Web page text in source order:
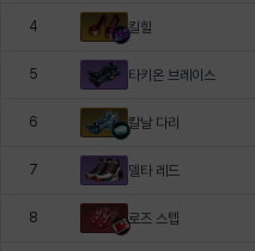
4 킬힐
5 타키온 브레이스
6 칼날 다리
7 델타 레드
8 로즈 스텝